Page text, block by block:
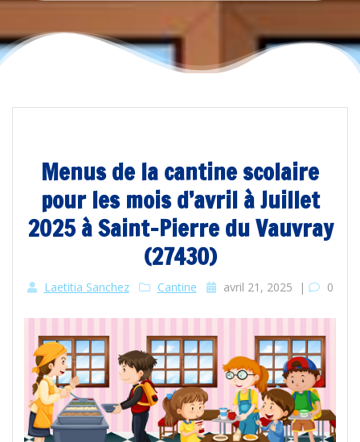
Menus de la cantine scolaire
pour les mois d’avril à Juillet
2025 à Saint-Pierre du Vauvray
(27430)
Laetitia Sanchez Cantine avril 21, 2025 | 0